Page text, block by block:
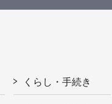
くらし・手続き